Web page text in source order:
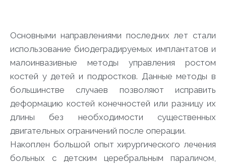
Основными направлениями последних лет стали
использование биодеградируемых имплантатов и
малоинвазивные методы управления ростом
костей у детей и подростков. Данные методы в
большинстве случаев позволяют исправить
деформацию костей конечностей или разницу их
длины без необходимости существенных
двигательных ограничений после операции.
Накоплен большой опыт хирургического лечения
больных с детским церебральным параличом,